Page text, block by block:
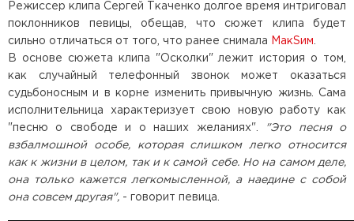
Режиссер клипа Сергей Ткаченко долгое время интриговал
поклонников певицы, обещав, что сюжет клипа будет
сильно отличаться от того, что ранее снимала
МакSим
В основе сюжета клипа "Осколки" лежит история о том,
как случайный телефонный звонок может оказаться
судьбоносным и в корне изменить привычную жизнь. Сама
исполнительница характеризует свою новую работу как
"песню о свободе и о наших желаниях".
"Это песня о
взбалмошной особе, которая слишком легко относится
как к жизни в целом, так и к самой себе. Но на самом деле,
она только кажется легкомысленной, а наедине с собой
она совсем другая", - говорит певица.